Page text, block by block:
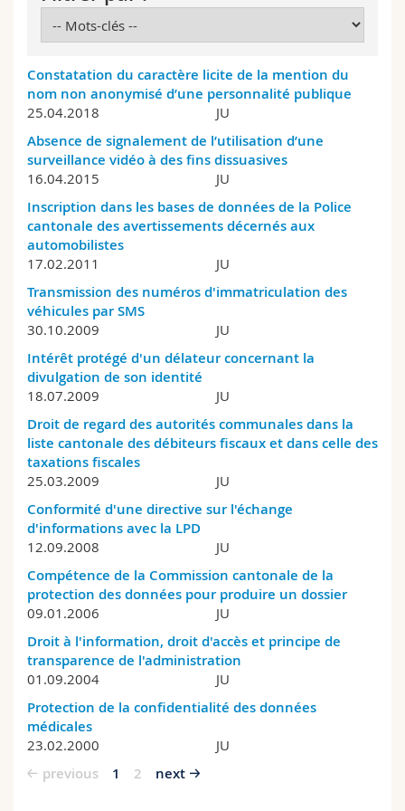
Sciences et médecine
Collaborateurs
MyUnifr
Constatation du caractère licite de la mention du
nom non anonymisé d’une personnalité publique
25.04.2018 JU
Absence de signalement de l’utilisation d’une
surveillance vidéo à des fins dissuasives
16.04.2015 JU
Inscription dans les bases de données de la Police
cantonale des avertissements décernés aux
automobilistes
17.02.2011 JU
Transmission des numéros d'immatriculation des
véhicules par SMS
30.10.2009 JU
Intérêt protégé d'un délateur concernant la
divulgation de son identité
18.07.2009 JU
Droit de regard des autorités communales dans la
liste cantonale des débiteurs fiscaux et dans celle des
taxations fiscales
25.03.2009 JU
Conformité d'une directive sur l'échange
d'informations avec la LPD
12.09.2008 JU
Compétence de la Commission cantonale de la
protection des données pour produire un dossier
09.01.2006 JU
Droit à l'information, droit d'accès et principe de
transparence de l'administration
01.09.2004 JU
Protection de la confidentialité des données
médicales
23.02.2000 JU
previous 1 2 next